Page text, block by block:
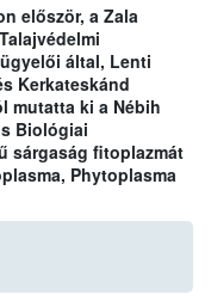
először, a Zala
által, Lenti
Kerkateskánd
mutatta ki a Nébih
Biológiai
sárgaság fitoplazmát
Phytoplasma